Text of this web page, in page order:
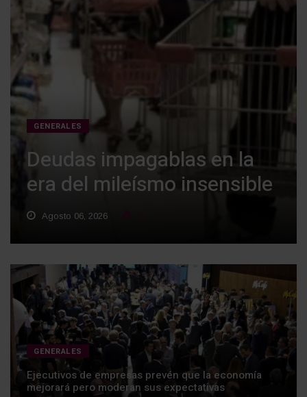
GENERALES
Deudas impagablas en la
era del mileísmo insensible
Agosto 06, 2026
GENERALES
Ejecutivos de empresas prevén que la economía
mejorará pero moderan sus expectativas